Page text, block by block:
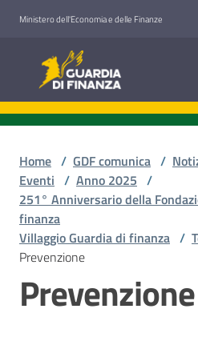
Ministero dell'Economia e delle Finanze
Guardia di Finanza
Guardia di Finanza
siamo
Cosa
facciamo
Comunicazione
Home / GDF comunica /
Eventi / Anno 2025 /
251° Anniversario della
finanza
Villaggio Guardia di finanza /
Prevenzione
Prevenzione